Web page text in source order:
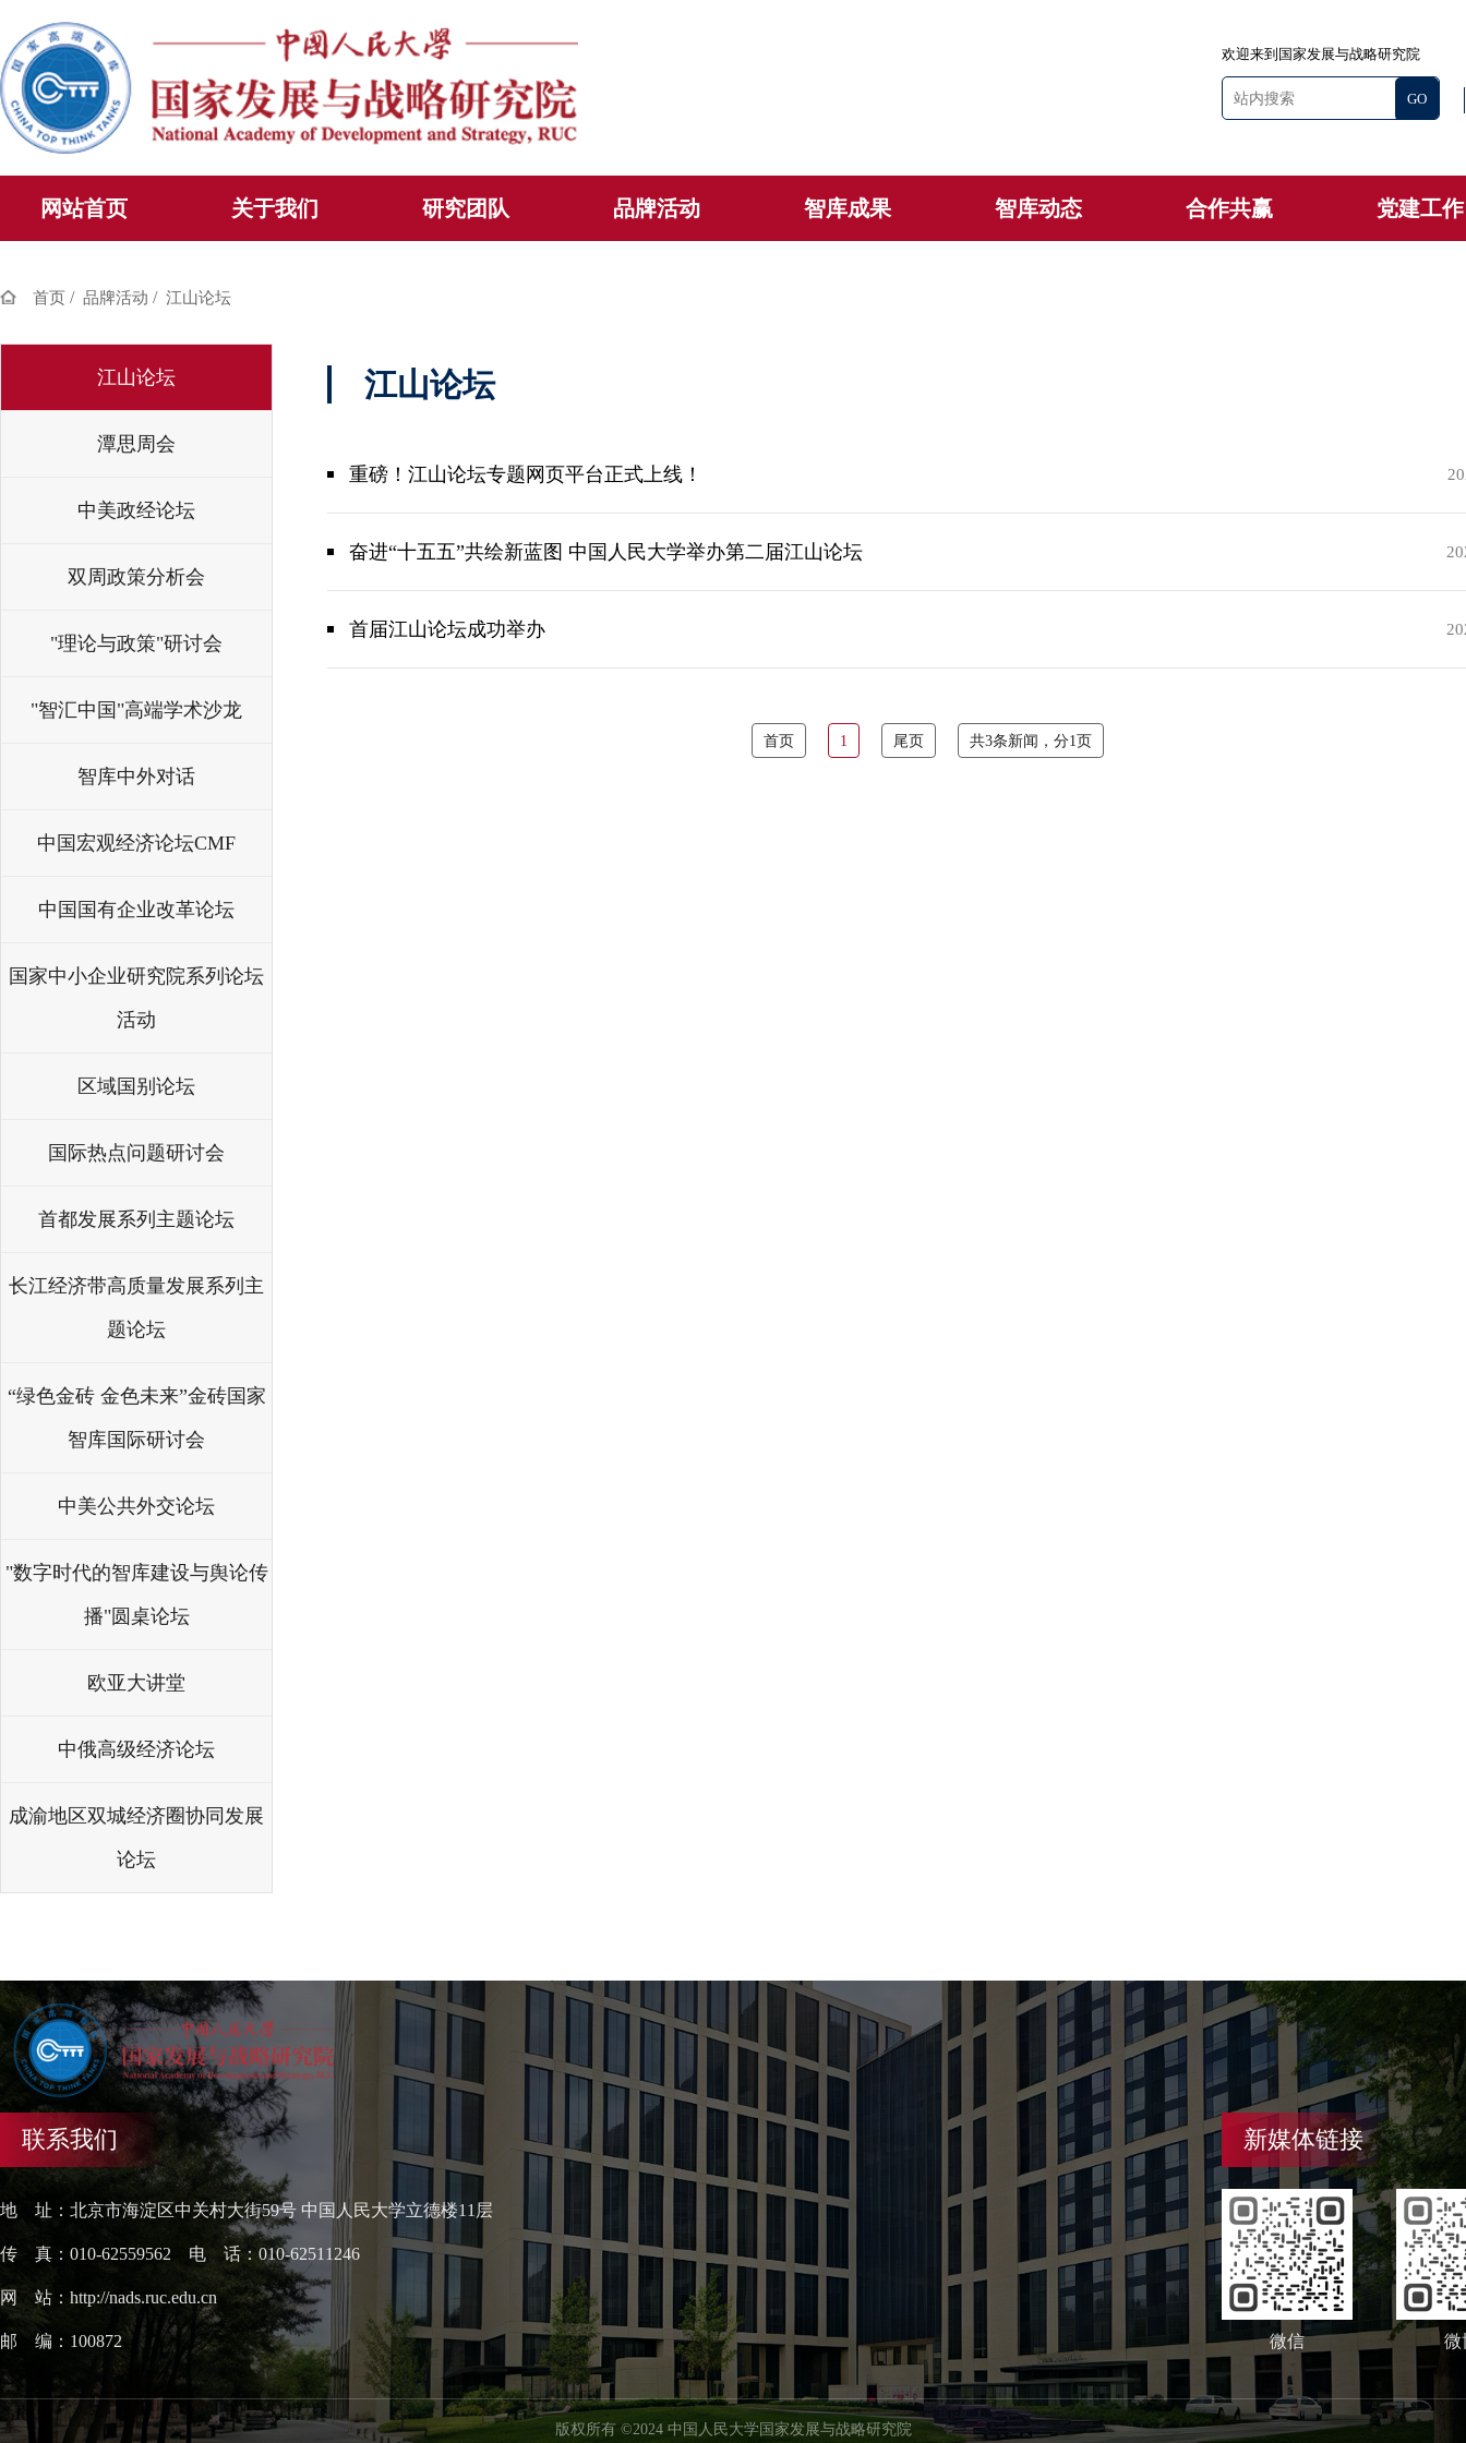
欢迎来到国家发展与战略研究院
网站首页 关于我们 研究团队 品牌活动 智库成果 智库动态 合作共赢 党建工作
首页 / 品牌活动 / 江山论坛
江山论坛
潭思周会
中美政经论坛
双周政策分析会
"理论与政策"研讨会
"智汇中国"高端学术沙龙
智库中外对话
中国宏观经济论坛CMF
中国国有企业改革论坛
国家中小企业研究院系列论坛
活动
区域国别论坛
国际热点问题研讨会
首都发展系列主题论坛
长江经济带高质量发展系列主
题论坛
“绿色金砖 金色未来”金砖国家
智库国际研讨会
中美公共外交论坛
"数字时代的智库建设与舆论传
播"圆桌论坛
欧亚大讲堂
中俄高级经济论坛
成渝地区双城经济圈协同发展
论坛
江山论坛
重磅！江山论坛专题网页平台正式上线！
奋进“十五五”共绘新蓝图 中国人民大学举办第二届江山论坛
首届江山论坛成功举办
首页 1 尾页 共3条新闻，分1页
联系我们
地 址：北京市海淀区中关村大街59号 中国人民大学立德楼11层
传 真：010-62559562 电 话：010-62511246
网 站：http://nads.ruc.edu.cn
邮 编：100872
新媒体链接
微信 微
版权所有 ©2024 中国人民大学国家发展与战略研究院